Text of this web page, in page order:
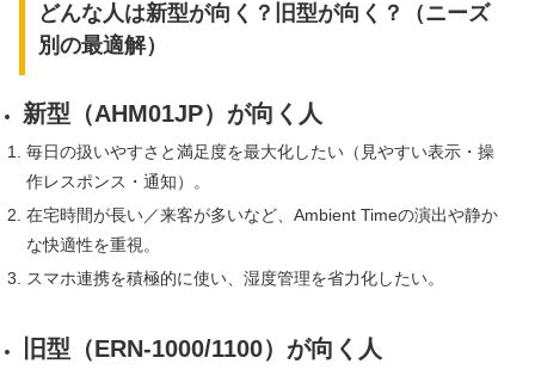
どんな人は新型が向く？旧型が向く？（ニーズ
別の最適解）
新型（AHM01JP）が向く人
毎日の扱いやすさと満足度を最大化したい（見やすい表示・操
作レスポンス・通知）。
在宅時間が長い／来客が多いなど、Ambient Timeの演出や静か
な快適性を重視。
スマホ連携を積極的に使い、湿度管理を省力化したい。
旧型（ERN-1000/1100）が向く人